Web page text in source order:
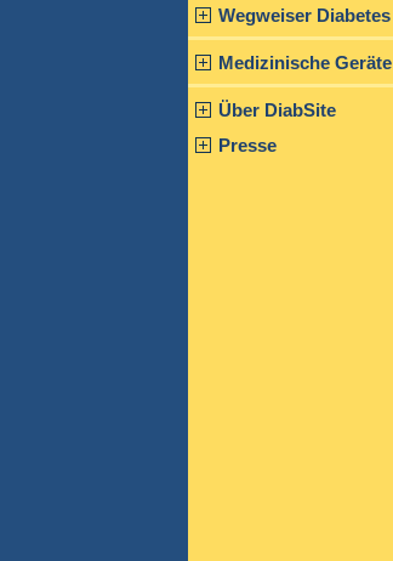
Wegweiser Diabetes
Medizinische Geräte
Über DiabSite
Presse